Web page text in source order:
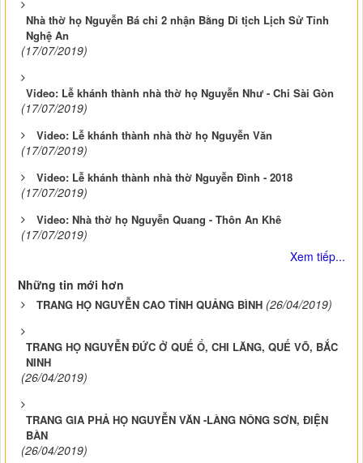
Nhà thờ họ Nguyễn Bá chi 2 nhận Bằng Di tịch Lịch Sử Tỉnh
Nghệ An
(17/07/2019)
Video: Lễ khánh thành nhà thờ họ Nguyễn Như - Chi Sài Gòn
(17/07/2019)
Video: Lễ khánh thành nhà thờ họ Nguyễn Văn
(17/07/2019)
Video: Lễ khánh thành nhà thờ Nguyễn Đình - 2018
(17/07/2019)
Video: Nhà thờ họ Nguyễn Quang - Thôn An Khê
(17/07/2019)
Xem tiếp...
Những tin mới hơn
TRANG HỌ NGUYỄN CAO TỈNH QUẢNG BÌNH (26/04/2019)
TRANG HỌ NGUYỄN ĐỨC Ở QUẾ Ổ, CHI LĂNG, QUẾ VÕ, BẮC
NINH
(26/04/2019)
TRANG GIA PHẢ HỌ NGUYỄN VĂN -LÀNG NÔNG SƠN, ĐIỆN
BÀN
(26/04/2019)